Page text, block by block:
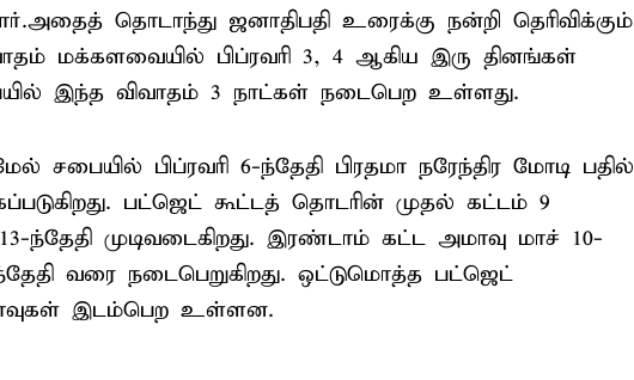
தொடாந்து ஜனாதிபதி உரைக்கு நன்றி தெரிவிக்கும்
மக்களவையில் பிப்ரவரி 3, 4 ஆகிய இரு தினங்கள்
இந்த விவாதம் 3 நாட்கள் நடைபெற உள்ளது.
சபையில் பிப்ரவரி 6-ந்தேதி பிரதமா நரேந்திர மோடி பதில்
பட்ஜெட் கூட்டத் தொடரின் முதல் கட்டம் 9
ந்தேதி முடிவடைகிறது. இரண்டாம் கட்ட அமாவு மாச் 10-
வரை நடைபெறுகிறது. ஒட்டுமொத்த பட்ஜெட்
இடம்பெற உள்ளன.